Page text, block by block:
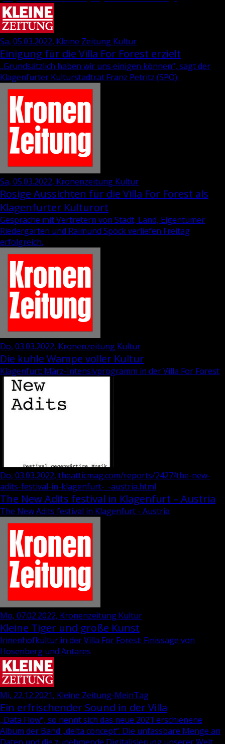
Sa, 05.03.2022, Kleine Zeitung Kultur
Einigung für die Villa For Forest erzielt
„Grund­sätz­lich haben wir uns ei­ni­gen kön­nen“, sagt der
Kla­gen­fur­ter Kul­tur­stadt­rat Franz Pe­tritz (SPÖ).
Sa, 05.03.2022, Kronenzeitung Kultur
Rosige Aussichten für die Villa For Forest als
Klagenfurter Kulturort
Gespräche mit Vertretern von Stadt, Land, Eigentümer
Riedergarten und Raimund Spöck verliefen Freitag
erfolgreich.
Do, 03.03.2022, Kronenzeitung Kultur
Die kuhle Wampe voller Kultur
Klagenfurt: März-Intensivprogramm in der Villa For Forest
Do, 03.03.2022, theatticmag.com/reports/2427/the-new-
adits-festival-in-klagenfurt-_-austria.html
The New Adits festival in Klagenfurt – Austria
The New Adits festival in Klagenfurt - Austria
Mo, 07.02.2022, Kronenzeitung Kultur
Kleine Tiger und große Kunst
Innenhofkultur in der Villa For Forest: Finissage von
Hosenberg und Antares
Mi, 22.12.2021, Kleine Zeitung-MeinTag
Ein erfrischender Sound in der Villa
„Data Flow“, so nennt sich das neue 2021 er­schie­ne­ne
Album der Band „delta con­cept“. Die un­fass­ba­re Menge an